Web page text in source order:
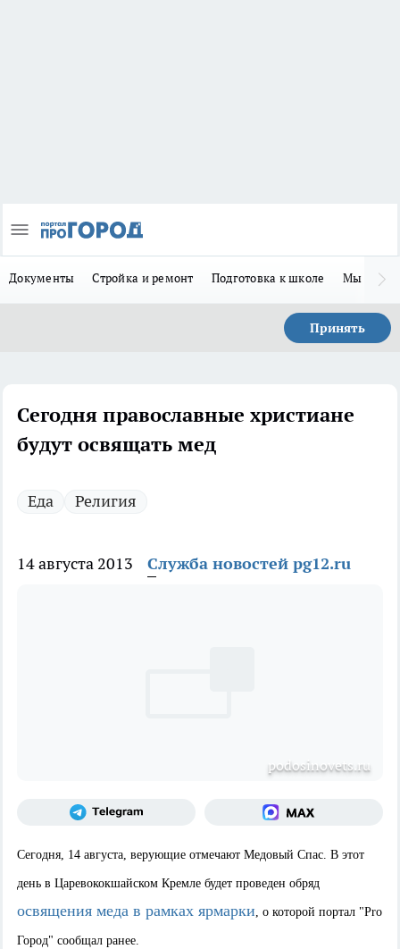
Документы Стройка и ремонт Подготовка к школе Мы в MAX
Принять
Сегодня православные христиане
будут освящать мед
Еда Религия
14 августа 2013 Служба новостей pg12.ru
podosinovets.ru
Сегодня, 14 августа, верующие отмечают Медовый Спас. В этот
день в Царевококшайском Кремле будет проведен обряд
освящения меда в рамках ярмарки, о которой портал "Pro
Город" сообщал ранее.